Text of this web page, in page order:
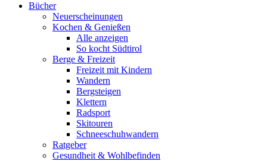
Bücher
Neuerscheinungen
Kochen & Genießen
Alle anzeigen
So kocht Südtirol
Berge & Freizeit
Freizeit mit Kindern
Wandern
Bergsteigen
Klettern
Radsport
Skitouren
Schneeschuhwandern
Ratgeber
Gesundheit & Wohlbefinden